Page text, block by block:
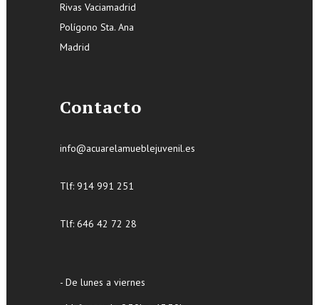
Rivas Vaciamadrid
Polígono Sta. Ana
Madrid
Contacto
info@acuarelamueblejuvenil.es
Tlf: 914 991 251
Tlf: 646 42 72 28
- De lunes a viernes